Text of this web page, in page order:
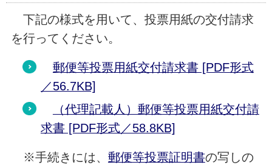
下記の様式を用いて、投票用紙の交付請求
を行ってください。
郵便等投票用紙交付請求書 [PDF形式
／56.7KB]
（代理記載人）郵便等投票用紙交付請
求書 [PDF形式／58.8KB]
※手続きには、 郵便等投票証明書の写しの